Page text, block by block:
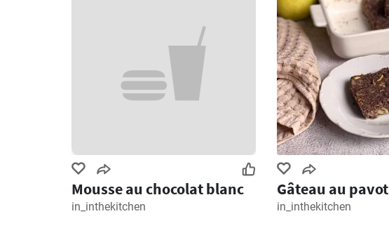
Mousse au chocolat blanc
in_inthekitchen
Gâteau au pavot
in_inthekitchen